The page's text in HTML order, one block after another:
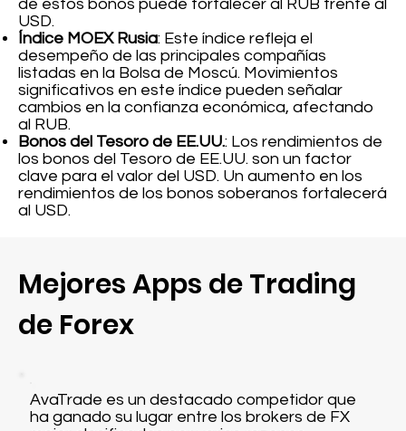
de estos bonos puede fortalecer al RUB frente al
USD.
Índice MOEX Rusia: Este índice refleja el
desempeño de las principales compañías
listadas en la Bolsa de Moscú. Movimientos
significativos en este índice pueden señalar
cambios en la confianza económica, afectando
al RUB.
Bonos del Tesoro de EE.UU.: Los rendimientos de
los bonos del Tesoro de EE.UU. son un factor
clave para el valor del USD. Un aumento en los
rendimientos de los bonos soberanos fortalecerá
al USD.
Mejores Apps de Trading
de Forex
AvaTrade es un destacado competidor que
ha ganado su lugar entre los brokers de FX